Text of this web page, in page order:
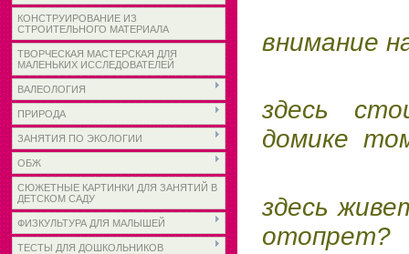
КОНСТРУИРОВАНИЕ ИЗ
СТРОИТЕЛЬНОГО МАТЕРИАЛА
ТВОРЧЕСКАЯ МАСТЕРСКАЯ ДЛЯ
МАЛЕНЬКИХ ИССЛЕДОВАТЕЛЕЙ
ВАЛЕОЛОГИЯ
ПРИРОДА
ЗАНЯТИЯ ПО ЭКОЛОГИИ
ОБЖ
СЮЖЕТНЫЕ КАРТИНКИ ДЛЯ ЗАНЯТИЙ В
ДЕТСКОМ САДУ
ФИЗКУЛЬТУРА ДЛЯ МАЛЫШЕЙ
ТЕСТЫ ДЛЯ ДОШКОЛЬНИКОВ
внимание
здесь
домике
здесь
отопрет?